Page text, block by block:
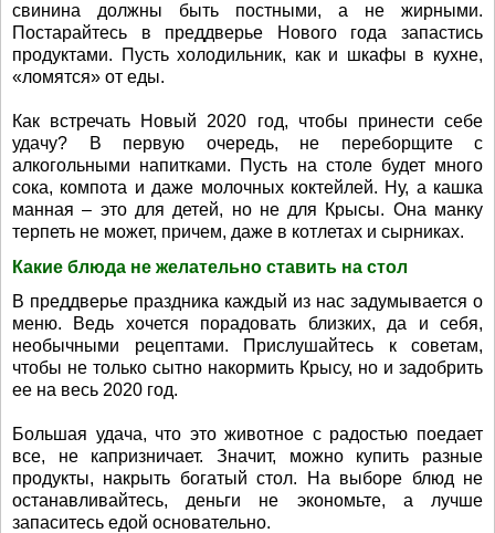
свинина должны быть постными, а не жирными.
Постарайтесь в преддверье Нового года запастись
продуктами. Пусть холодильник, как и шкафы в кухне,
«ломятся» от еды.
Как встречать Новый 2020 год, чтобы принести себе
удачу? В первую очередь, не переборщите с
алкогольными напитками. Пусть на столе будет много
сока, компота и даже молочных коктейлей. Ну, а кашка
манная – это для детей, но не для Крысы. Она манку
терпеть не может, причем, даже в котлетах и сырниках.
Какие блюда не желательно ставить на стол
В преддверье праздника каждый из нас задумывается о
меню. Ведь хочется порадовать близких, да и себя,
необычными рецептами. Прислушайтесь к советам,
чтобы не только сытно накормить Крысу, но и задобрить
ее на весь 2020 год.
Большая удача, что это животное с радостью поедает
все, не капризничает. Значит, можно купить разные
продукты, накрыть богатый стол. На выборе блюд не
останавливайтесь, деньги не экономьте, а лучше
запаситесь едой основательно.